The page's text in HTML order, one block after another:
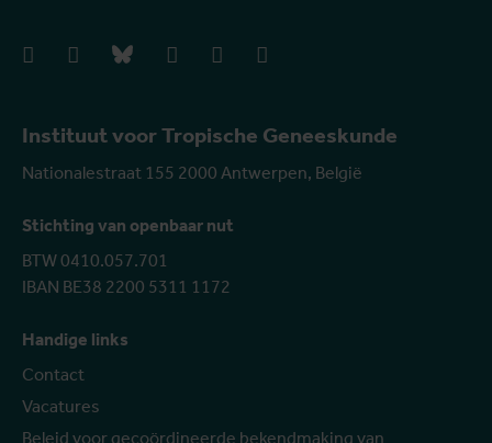
Instituut voor Tropische Geneeskunde
Nationalestraat 155 2000 Antwerpen, België
Stichting van openbaar nut
BTW 0410.057.701
IBAN BE38 2200 5311 1172
Handige links
Contact
Vacatures
Beleid voor gecoördineerde bekendmaking van
facebookinstagrambluesky linkedIn youtube